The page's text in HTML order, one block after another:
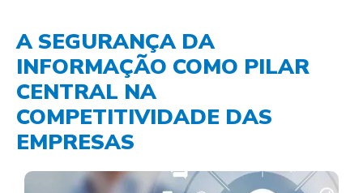
A SEGURANÇA DA
INFORMAÇÃO COMO PILAR
CENTRAL NA
COMPETITIVIDADE DAS
EMPRESAS